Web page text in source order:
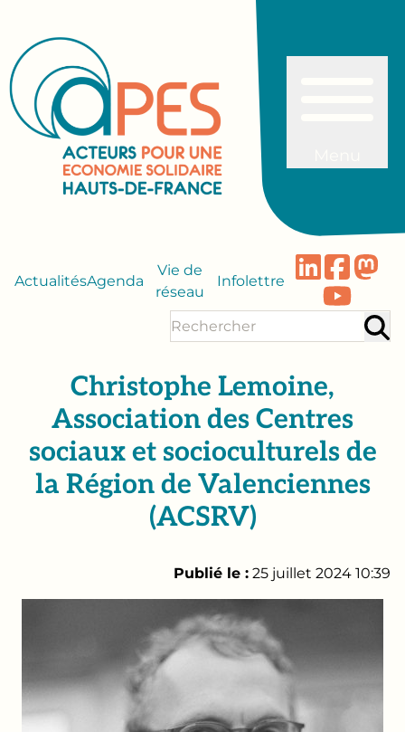
ActualitésAgenda
Vie de
réseau
Infolettre
Christophe Lemoine,
Association des Centres
sociaux et socioculturels de
la Région de Valenciennes
(ACSRV)
Publié le : 25 juillet 2024 10:39